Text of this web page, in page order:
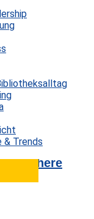
& Trends
stellt die
Diese
der
in
We There